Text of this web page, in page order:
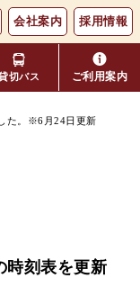
会社案内 採用情報
案内
刻表
切バス ご利用案内
た。※6月24日更新
時刻表を更新